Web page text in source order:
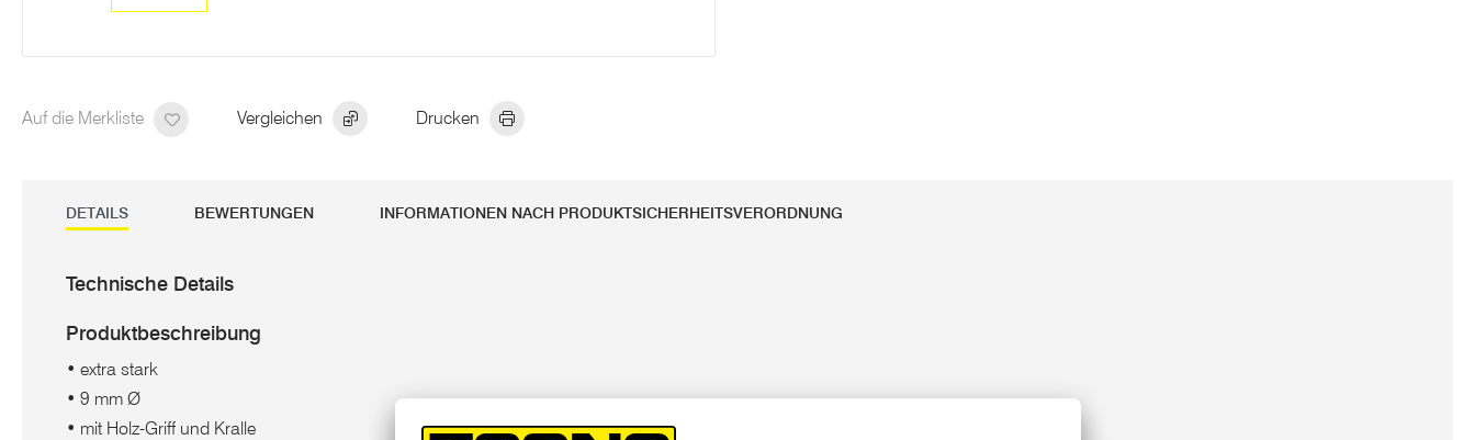
Auf die Merkliste Vergleichen Drucken
DETAILS BEWERTUNGEN INFORMATIONEN NACH PRODUKTSICHERHEITSVERORDNUNG
Technische Details
Produktbeschreibung
• extra stark
• 9 mm Ø
• mit Holz-Griff und Kralle